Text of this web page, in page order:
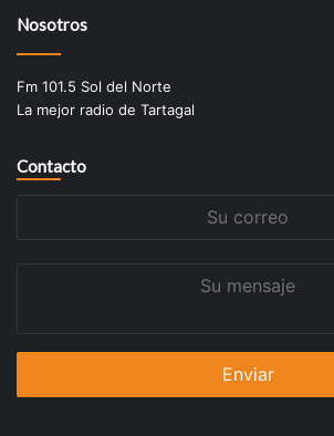
Nosotros
Fm 101.5 Sol del Norte
La mejor radio de Tartagal
Contacto